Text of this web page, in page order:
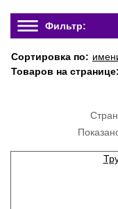
Фильтр:
Сортировка по:
Товаров на странице: